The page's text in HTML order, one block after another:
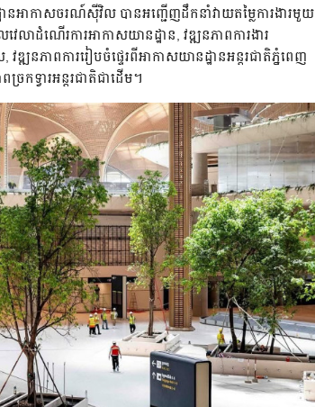
ានអាកាសចរណ៍ស៊ីវិល បានអញ្ជើញដឹកនាំវាយតម្លៃការងារមួយ
លាដំណើរការអាកាសយានដ្ឋាន, វឌ្ឍនភាពការងារ
វឌ្ឍនភាពការរៀបចំផ្ទេរពីអាកាសយានដ្ឋានអន្តរជាតិភ្នំពេញ
រកទ្វារអន្តរជាតិជាដើម។